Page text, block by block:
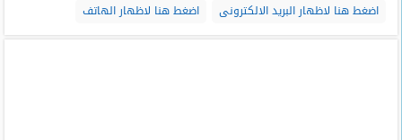
اضغط هنا لاظهار البريد الالكترونى
اضغط هنا لاظهار الهاتف